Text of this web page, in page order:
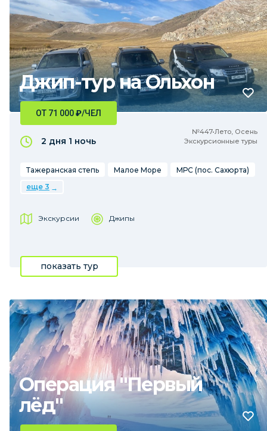
Джип-тур на Ольхон
№447•Лето, Осень
Экскурсионные туры
ОТ 71 000₽/ЧЕЛ
2 дня 1 ночь
Тажеранская степь Малое Море
МРС (пос. Сахюрта)
еще 3
Экскурсии Джипы
показать тур
Операция "Первый
лёд"